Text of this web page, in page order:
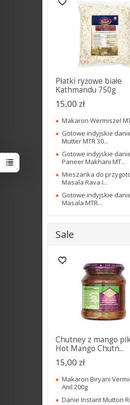
Płatki ryżowe białe
Kathmandu 750g
15,00 zł
Makaron Wermiszel
Gotowe indyjskie
Mutter MTR 30...
Gotowe indyjskie
Paneer Makhani MT...
Mieszanka do
Masala Rava I...
Gotowe indyjskie
Masala MTR...
Sale
Chutney z mango
Hot Mango Chutn...
15,00 zł
Makaron Biryani
Anil 200g
Danie Instant Mutton